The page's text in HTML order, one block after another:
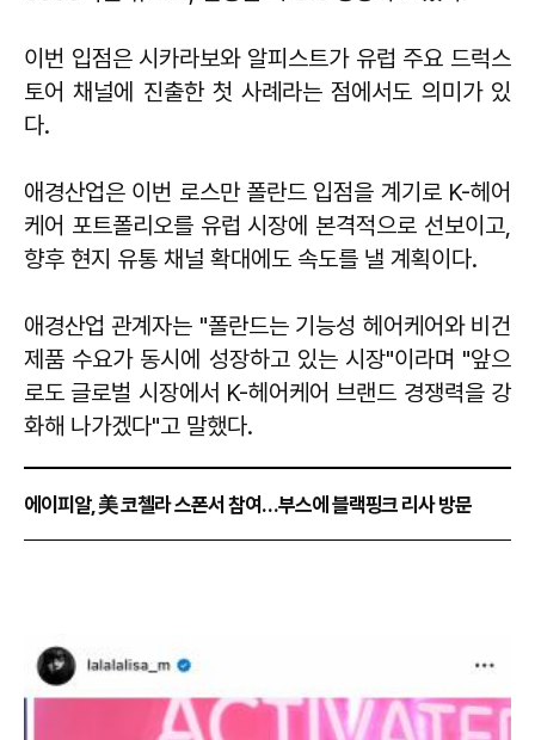
이번 입점은 시카라보와 알피스트가 유럽 주요 드럭스
토어 채널에 진출한 첫 사례라는 점에서도 의미가 있
다.
애경산업은 이번 로스만 폴란드 입점을 계기로 K-헤어
케어 포트폴리오를 유럽 시장에 본격적으로 선보이고,
향후 현지 유통 채널 확대에도 속도를 낼 계획이다.
애경산업 관계자는 "폴란드는 기능성 헤어케어와 비건
제품 수요가 동시에 성장하고 있는 시장"이라며 "앞으
로도 글로벌 시장에서 K-헤어케어 브랜드 경쟁력을 강
화해 나가겠다"고 말했다.
에이피알, 美 코첼라 스폰서 참여…부스에 블랙핑크 리사 방문